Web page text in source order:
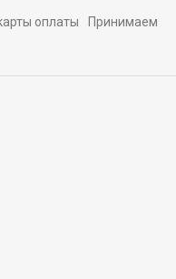
Принимаем